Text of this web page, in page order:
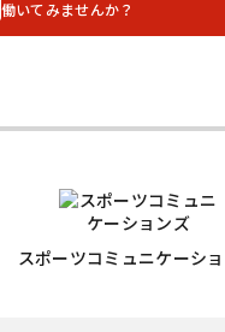
働いてみませんか？
スポーツコミュニケーシ